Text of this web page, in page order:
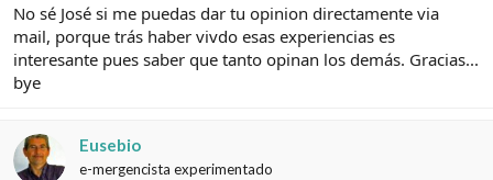
No sé José si me puedas dar tu opinion directamente via
mail, porque trás haber vivdo esas experiencias es
interesante pues saber que tanto opinan los demás. Gracias...
bye
Eusebio
e-mergencista experimentado